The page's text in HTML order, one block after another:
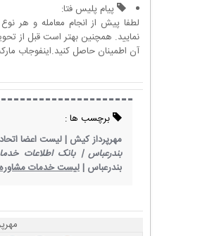
پیام پلیس فتا:
لطفا پیش از انجام معامله و هر
نمایید. همچنین بهتر است قبل از
آن اطمینان حاصل کنید.اینفوجاب
برچسب ها :
مهرپرداز کیش |لیست اعضا
بندرعباس | بانک اطلاعات
بندرعباس |لیست خدمات